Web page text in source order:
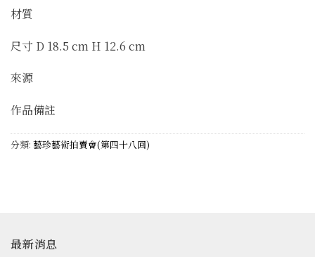
材質
尺寸 D 18.5 cm H 12.6 cm
來源
作品備註
分類: 藝珍藝術拍賣會(第四十八回)
最新消息